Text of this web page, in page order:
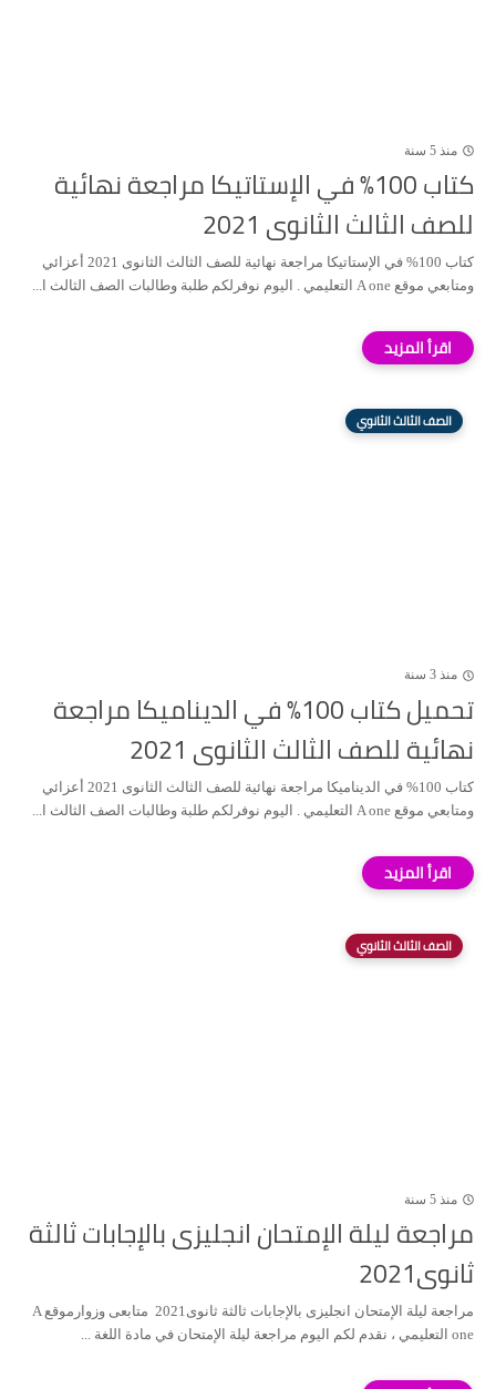
منذ 5 سنة
كتاب 100% في الإستاتيكا مراجعة نهائية
للصف الثالث الثانوى 2021
كتاب 100% في الإستاتيكا مراجعة نهائية للصف الثالث الثانوى 2021 أعزائي
ومتابعي موقع A one التعليمي . اليوم نوفرلكم طلبة وطالبات الصف الثالث ا...
الصف الثالث الثانوي
منذ 3 سنة
تحميل كتاب 100% في الديناميكا مراجعة
نهائية للصف الثالث الثانوى 2021
كتاب 100% في الديناميكا مراجعة نهائية للصف الثالث الثانوى 2021 أعزائي
ومتابعي موقع A one التعليمي . اليوم نوفرلكم طلبة وطالبات الصف الثالث ا...
الصف الثالث الثانوي
منذ 5 سنة
مراجعة ليلة الإمتحان انجليزى بالإجابات ثالثة
ثانوى2021
مراجعة ليلة الإمتحان انجليزى بالإجابات ثالثة ثانوى2021 متابعى وزوارموقع A
one التعليمي ، نقدم لكم اليوم مراجعة ليلة الإمتحان في مادة اللغة ...